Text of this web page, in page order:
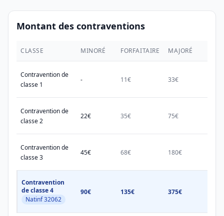
Montant des contraventions
CLASSE MINORÉ FORFAITAIRE MAJORÉ
Contravention de
classe 1
- 11€ 33€
Contravention de
classe 2
22€ 35€ 75€
Contravention de
classe 3
45€ 68€ 180€
Contravention
de classe 4
Natinf 32062
90€ 135€ 375€